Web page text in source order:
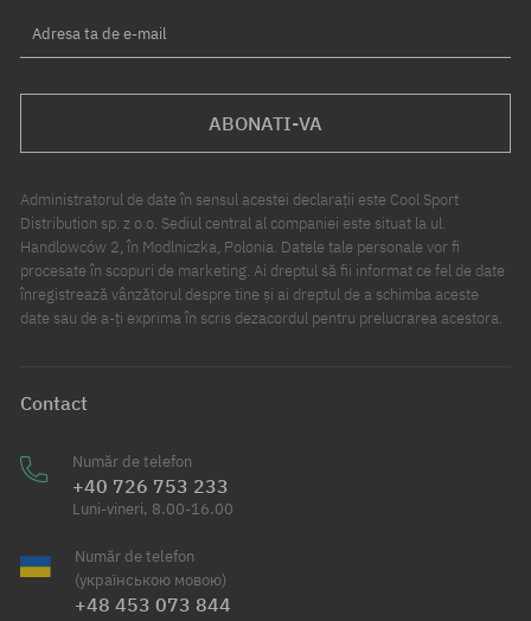
Adresa ta de e-mail
ABONATI-VA
Administratorul de date în sensul acestei declarații este Cool Sport
Distribution sp. z o.o. Sediul central al companiei este situat la ul.
Handlowców 2, în Modlniczka, Polonia. Datele tale personale vor fi
procesate în scopuri de marketing. Ai dreptul să fii informat ce fel de date
înregistrează vânzătorul despre tine și ai dreptul de a schimba aceste
date sau de a-ți exprima în scris dezacordul pentru prelucrarea acestora.
Contact
Număr de telefon
+40 726 753 233
Luni-vineri, 8.00-16.00
Număr de telefon
(українською мовою)
+48 453 073 844